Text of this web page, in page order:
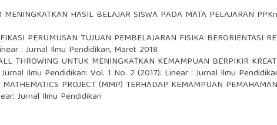
HASIL BELAJAR SISWA PADA MATA PELAJARAN PPKn
PERUMUSAN TUJUAN PEMBELAJARAN FISIKA BERORIENTASI
: Jurnal Ilmu Pendidikan, Maret 2018
THROWING UNTUK MENINGKATKAN KEMAMPUAN BERPIKIR
Ilmu Pendidikan: Vol. 1 No. 2 (2017): Linear : Jurnal Ilmu
PROJECT (MMP) TERHADAP KEMAMPUAN
Jurnal Ilmu Pendidikan